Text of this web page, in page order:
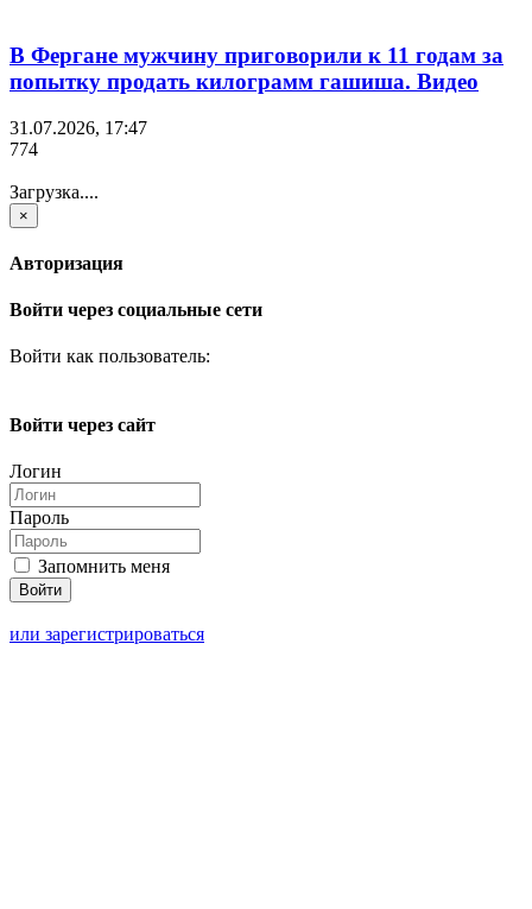
В Фергане мужчину приговорили к 11 годам за
попытку продать килограмм гашиша. Видео
31.07.2026, 17:47
774
Загрузка....
×
Авторизация
Войти через социальные сети
Войти как пользователь:
Войти через сайт
Логин
Пароль
Запомнить меня
или зарегистрироваться